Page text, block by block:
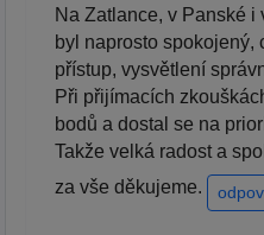
Na Zatlance, v Panské i
byl naprosto spokojený,
přístup, vysvětlení
Při přijímacích
bodů a dostal se na
Takže velká radost a
za vše děkujeme.